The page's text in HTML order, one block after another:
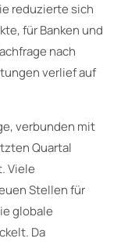
reduzierte sich
für Banken und
nach
verlief auf
verbunden mit
Quartal
Viele
Stellen für
globale
Da